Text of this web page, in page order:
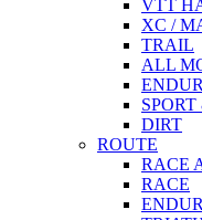
VTT
XC /
TRAIL
ALL
DIRT
ROUTE
RACE
RACE